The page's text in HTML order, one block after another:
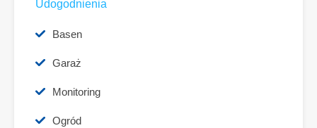
Udogodnienia
Basen
Garaż
Monitoring
Ogród